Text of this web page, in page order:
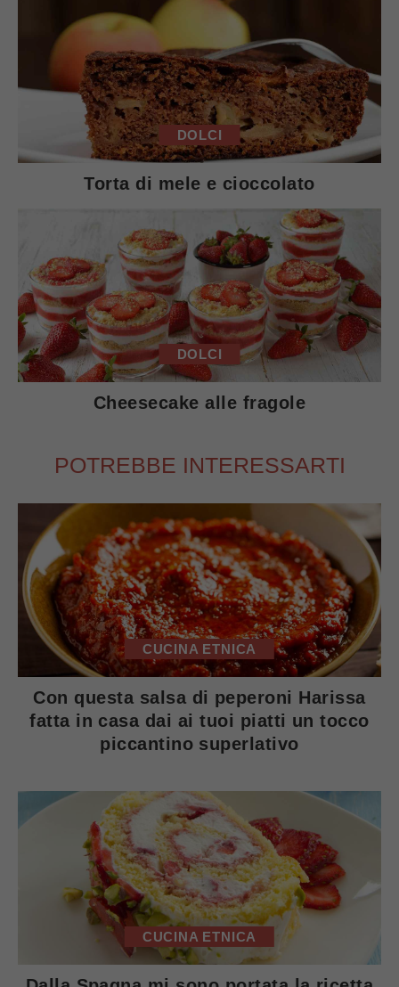
DOLCI
Torta di mele e cioccolato
DOLCI
Cheesecake alle fragole
POTREBBE INTERESSARTI
CUCINA ETNICA
Con questa salsa di peperoni Harissa
fatta in casa dai ai tuoi piatti un tocco
piccantino superlativo
CUCINA ETNICA